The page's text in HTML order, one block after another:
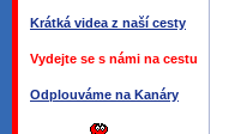
Krátká videa z naší cesty
Vydejte se s námi na cestu
Odplouváme na Kanáry